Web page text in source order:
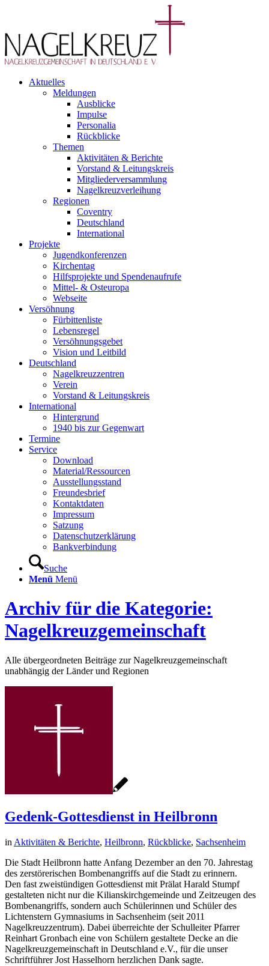
Aktuelles
Meldungen
Ausblicke
Impulse
Personalia
Rückblicke
Themen
Aktivitäten & Berichte
Vorstand & Leitungskreis
Mitgliederversammlung
Nagelkreuzverleihung
Regionen
Coventry
Deutschland
International
Projekte
Jugendkonferenzen
Kirchentag
Hilfsprojekte und Spendenaufrufe
Mittel- & Osteuropa
Webseite
Versöhnung
Fürbittenliste
Lebensregel
Versöhnungsgebet
Vision und Leitbild
Deutschland
Nagelkreuzzentren
Verein
Vorstand & Leitungskreis
International
Hintergrund
1940 bis zur Gegenwart
Termine
Service
Download
Material/Ressourcen
Ausstellungsstand
Freundesbrief
Kontaktdaten
Impressum
Satzung
Datenschutzerklärung
Bankverbindung
Suche
Menü Menü
Archiv für die Kategorie:
Nagelkreuzgemeinschaft
Alle übergeordneten Beiträge zur Nagelkreuzgemeinschaft
unabhängig der Länder und Regionen
Gedenk-Gottesdienst in Heilbronn
in Aktivitäten & Berichte, Heilbronn, Rückblicke, Sachsenheim
Die Stadt Heilbronn hatte Anfang Dezember an den 70. Jahrestag
des zerstörerischen Bombenangriffs auf die Stadt zu erinnern.
Den fast zweistündigen Gottesdienst mit Prälat Harald Stumpf
gestalteten nicht nur die Kilianskirchgemeinde und Zeitzeugen des
Bombenangriffs, sondern auch Schülerinnen und Schüler des
Lichtenstern Gymnasiums in Sachsenheim (seit 2011
Nagelkreuzzentrum). Dabei überreichte der Schulleiter Pfarrer
Reinhart Gronbach eine von Schülern gestaltete Decke an die
Nagelkreuzgemeinschaft in Deutschland e.V., für die unser
Schriftführer Jost Hasselhorn herzlichen Dank sagte.